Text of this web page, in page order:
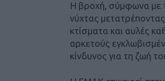
Η βροχή, σύμφωνα με
νύχτας
κτίσματα και αυλές
αρκετούς
κίνδυνος για τη ζωή